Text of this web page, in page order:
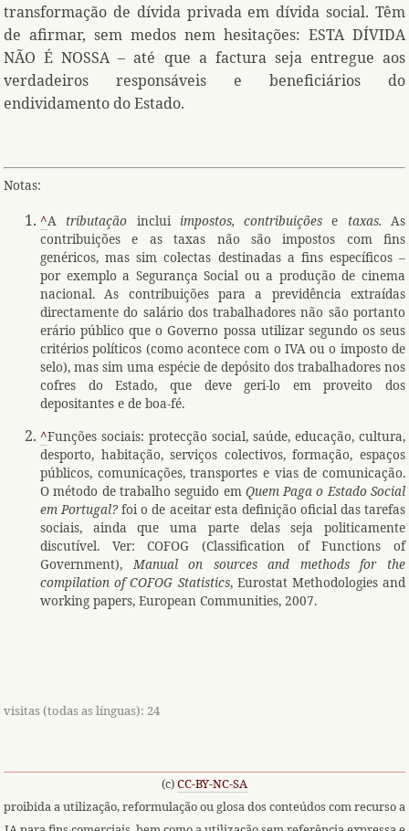
transformação de dívida privada em dívida social. Têm
de afirmar, sem medos nem hesitações: ESTA DÍVIDA
NÃO É NOSSA – até que a factura seja entregue aos
verdadeiros responsáveis e beneficiários do
endividamento do Estado.
Notas:
^A tributação inclui impostos, contribuições e taxas. As
contribuições e as taxas não são impostos com fins
genéricos, mas sim colectas destinadas a fins específicos –
por exemplo a Segurança Social ou a produção de cinema
nacional. As contribuições para a previdência extraídas
directamente do salário dos trabalhadores não são portanto
erário público que o Governo possa utilizar segundo os seus
critérios políticos (como acontece com o IVA ou o imposto de
selo), mas sim uma espécie de depósito dos trabalhadores nos
cofres do Estado, que deve geri-lo em proveito dos
depositantes e de boa-fé.
^Funções sociais: protecção social, saúde, educação, cultura,
desporto, habitação, serviços colectivos, formação, espaços
públicos, comunicações, transportes e vias de comunicação.
O método de trabalho seguido em Quem Paga o Estado Social
em Portugal? foi o de aceitar esta definição oficial das tarefas
sociais, ainda que uma parte delas seja politicamente
discutível. Ver: COFOG (Classification of Functions of
Government),Manual on sources and methods for the
compilation of COFOG Statistics, Eurostat Methodologies and
working papers, European Communities, 2007.
visitas (todas as línguas): 24
(c)CC-BY-NC-SA
proibida a utilização, reformulação ou glosa dos conteúdos com recurso a